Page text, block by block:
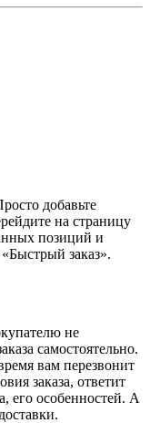
добавьте
на страницу
позиций и
заказ».
не
самостоятельно.
вам перезвонит
заказа, ответит
его особенностей. А